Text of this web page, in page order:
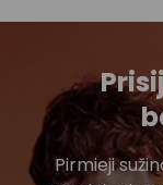
Pirmieji